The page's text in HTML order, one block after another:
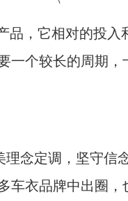
，它相对的投入
一个较长的周期
念定调，坚守信
车衣品牌中出圈